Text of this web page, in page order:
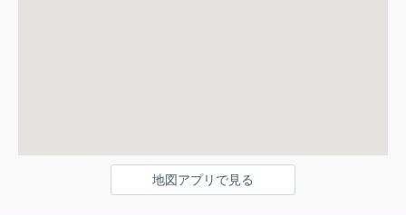
地図アプリで見る